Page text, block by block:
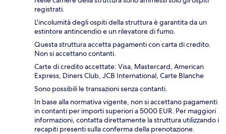
registrati.
L'incolumità degli ospiti della struttura è garantita da un
estintore antincendio e un rilevatore di fumo.
Questa struttura accetta pagamenti con carta di credito.
Non si accettano contanti.
Carte di credito accettate: Visa, Mastercard, American
Express, Diners Club, JCB International, Carte Blanche
Sono possibili le transazioni senza contanti.
In base alla normativa vigente, non si accettano pagamenti
in contanti per importi superiori a 5000 EUR. Per maggiori
informazioni, contatta direttamente la struttura utilizzando i
recapiti presenti sulla conferma della prenotazione.